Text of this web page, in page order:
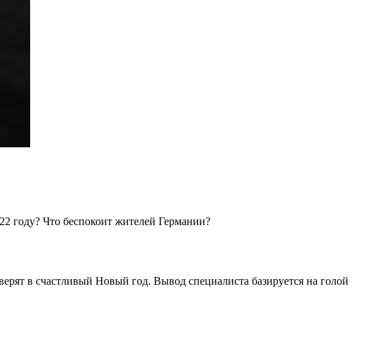
году? Что беспокоит жителей Германии?
в счастливый Новый год. Вывод специалиста базируется на голой